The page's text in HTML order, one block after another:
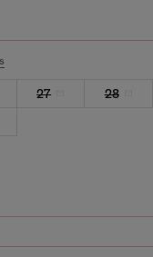
27
28